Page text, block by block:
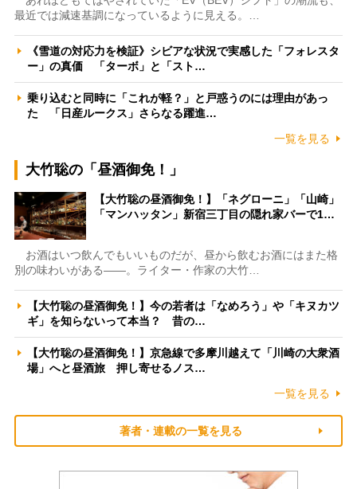
最近では減速基調になっているように見える。…
《雪道の対応力を検証》シビアな状況で実感した「フォレスタ
ー」の真価 「ターボ」と「スト…
乗り込むと同時に「これが軽？」と戸惑うのには理由があっ
た 「日産ルークス」さらなる躍進…
一覧を見る
大竹聡の「昼酒御免！」
【大竹聡の昼酒御免！】「ネグローニ」「山崎」
「マンハッタン」新宿三丁目の隠れ家バーで1…
お酒はいつ飲んでもいいものだが、昼から飲むお酒にはまた格
別の味わいがある――。ライター・作家の大竹…
【大竹聡の昼酒御免！】今の若者は「なめろう」や「キヌカツ
ギ」を知らないって本当？ 昔の…
【大竹聡の昼酒御免！】京急線で多摩川越えて「川崎の大衆酒
場」へと昼酒旅 押し寄せるノス…
一覧を見る
著者・連載の一覧を見る